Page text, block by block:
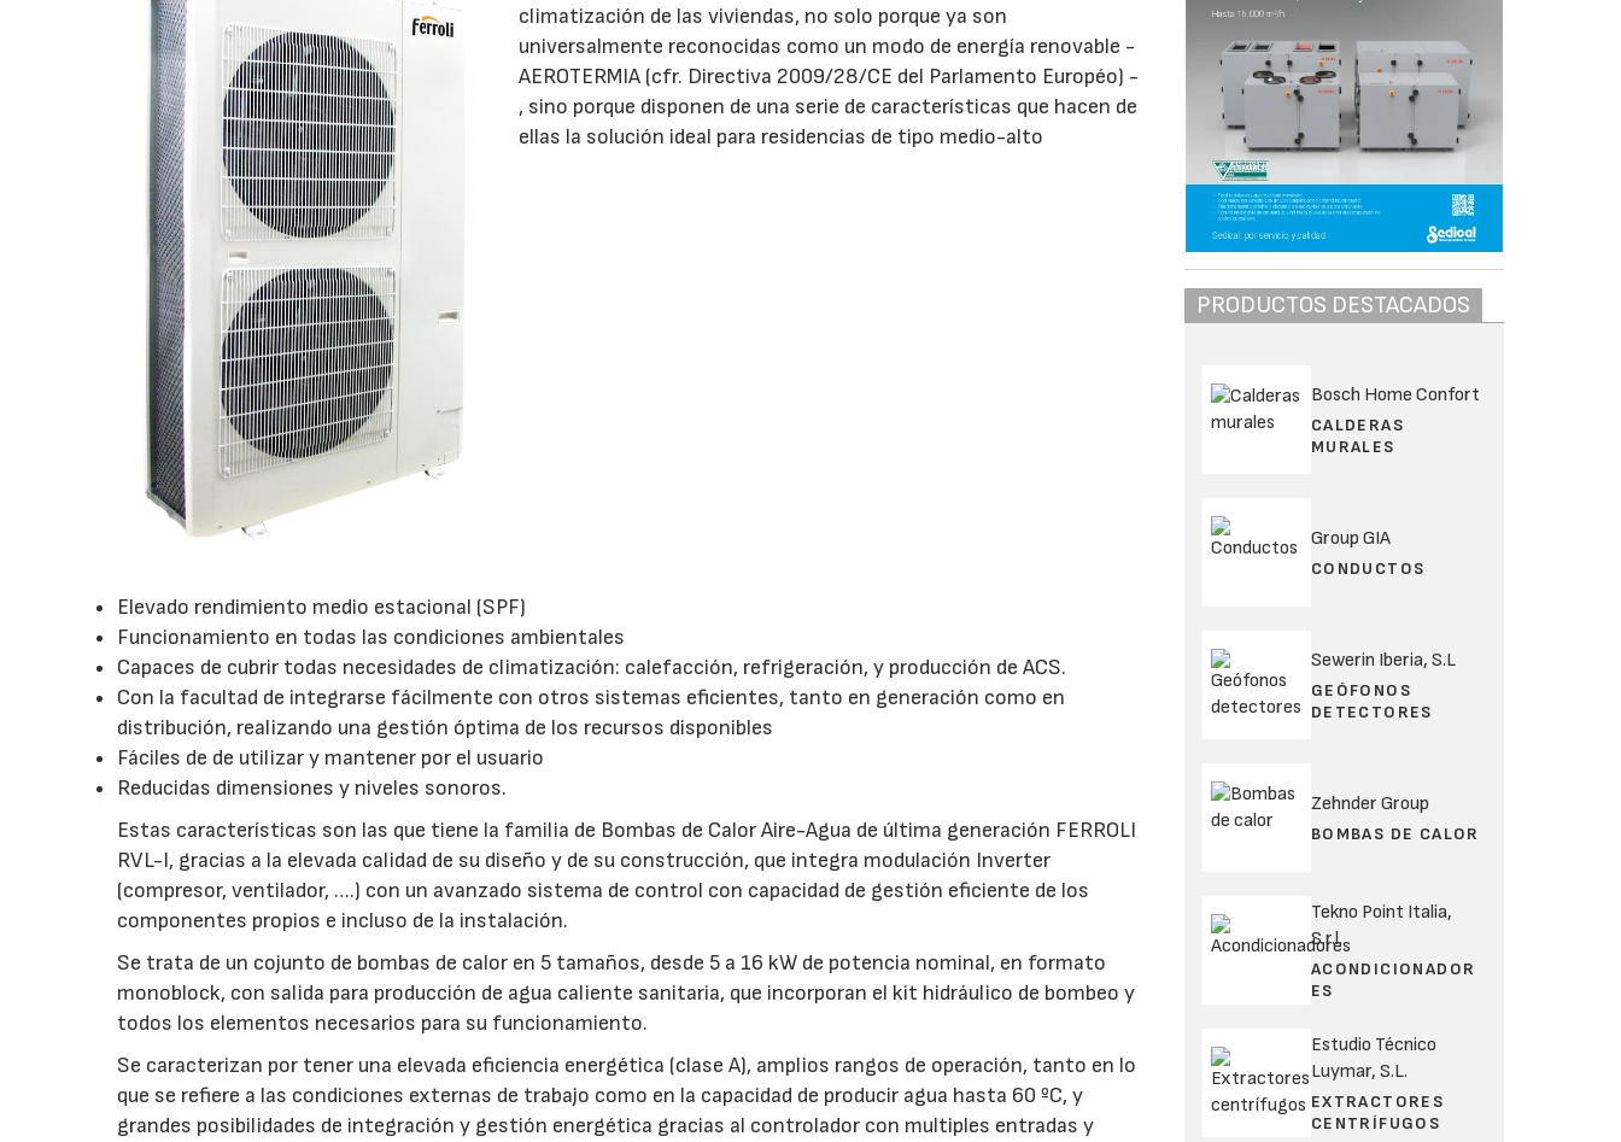
climatización de las viviendas, no solo porque ya son
universalmente reconocidas como un modo de energía renovable -
AEROTERMIA (cfr. Directiva 2009/28/CE del Parlamento Européo) -
, sino porque disponen de una serie de características que hacen de
ellas la solución ideal para residencias de tipo medio-alto
Elevado rendimiento medio estacional (SPF)
Funcionamiento en todas las condiciones ambientales
Capaces de cubrir todas necesidades de climatización: calefacción, refrigeración, y producción de ACS.
Con la facultad de integrarse fácilmente con otros sistemas eficientes, tanto en generación como en
distribución, realizando una gestión óptima de los recursos disponibles
Fáciles de de utilizar y mantener por el usuario
Reducidas dimensiones y niveles sonoros.
Estas características son las que tiene la familia de Bombas de Calor Aire-Agua de última generación FERROLI
RVL-I, gracias a la elevada calidad de su diseño y de su construcción, que integra modulación Inverter
(compresor, ventilador, ….) con un avanzado sistema de control con capacidad de gestión eficiente de los
componentes propios e incluso de la instalación.
Se trata de un cojunto de bombas de calor en 5 tamaños, desde 5 a 16 kW de potencia nominal, en formato
monoblock, con salida para producción de agua caliente sanitaria, que incorporan el kit hidráulico de bombeo y
todos los elementos necesarios para su funcionamiento.
Se caracterizan por tener una elevada eficiencia energética (clase A), amplios rangos de operación, tanto en lo
que se refiere a las condiciones externas de trabajo como en la capacidad de producir agua hasta 60 ºC, y
grandes posibilidades de integración y gestión energética gracias al controlador con multiples entradas y
PRODUCTOS DESTACADOS
Bosch Home Confort
CALDERAS
MURALES
Group GIA
CONDUCTOS
Sewerin Iberia, S.L
GEÓFONOS
DETECTORES
Zehnder Group
BOMBAS DE CALOR
Tekno Point Italia,
S.r.l.
ACONDICIONADOR
ES
Estudio Técnico
Luymar, S.L.
EXTRACTORES
CENTRÍFUGOS